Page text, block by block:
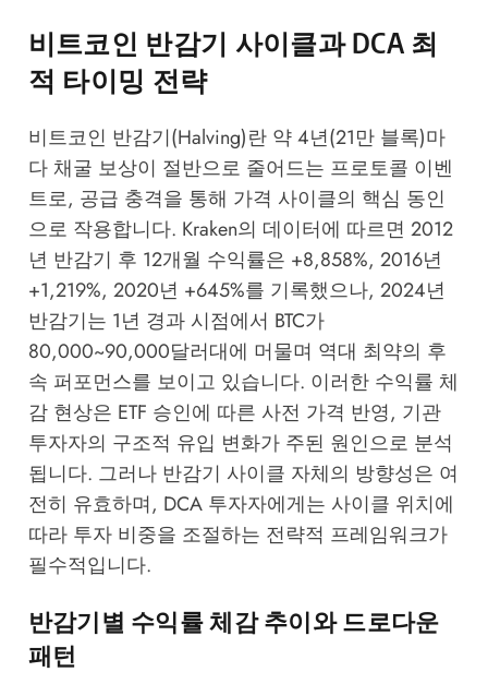
비트코인 반감기 사이클과 DCA 최
적 타이밍 전략
비트코인 반감기(Halving)란 약 4년(21만 블록)마
다 채굴 보상이 절반으로 줄어드는 프로토콜 이벤
트로, 공급 충격을 통해 가격 사이클의 핵심 동인
으로 작용합니다. Kraken의 데이터에 따르면 2012
년 반감기 후 12개월 수익률은 +8,858%, 2016년
+1,219%, 2020년 +645%를 기록했으나, 2024년
반감기는 1년 경과 시점에서 BTC가
80,000~90,000달러대에 머물며 역대 최약의 후
속 퍼포먼스를 보이고 있습니다. 이러한 수익률 체
감 현상은 ETF 승인에 따른 사전 가격 반영, 기관
투자자의 구조적 유입 변화가 주된 원인으로 분석
됩니다. 그러나 반감기 사이클 자체의 방향성은 여
전히 유효하며, DCA 투자자에게는 사이클 위치에
따라 투자 비중을 조절하는 전략적 프레임워크가
필수적입니다.
반감기별 수익률 체감 추이와 드로다운
패턴